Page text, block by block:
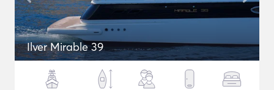
Ilver Mirable 39